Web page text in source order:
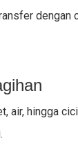
dengan
air, hingga